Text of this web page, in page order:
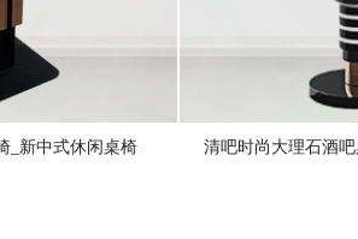
_新中式休闲桌椅 清吧时尚大理石酒